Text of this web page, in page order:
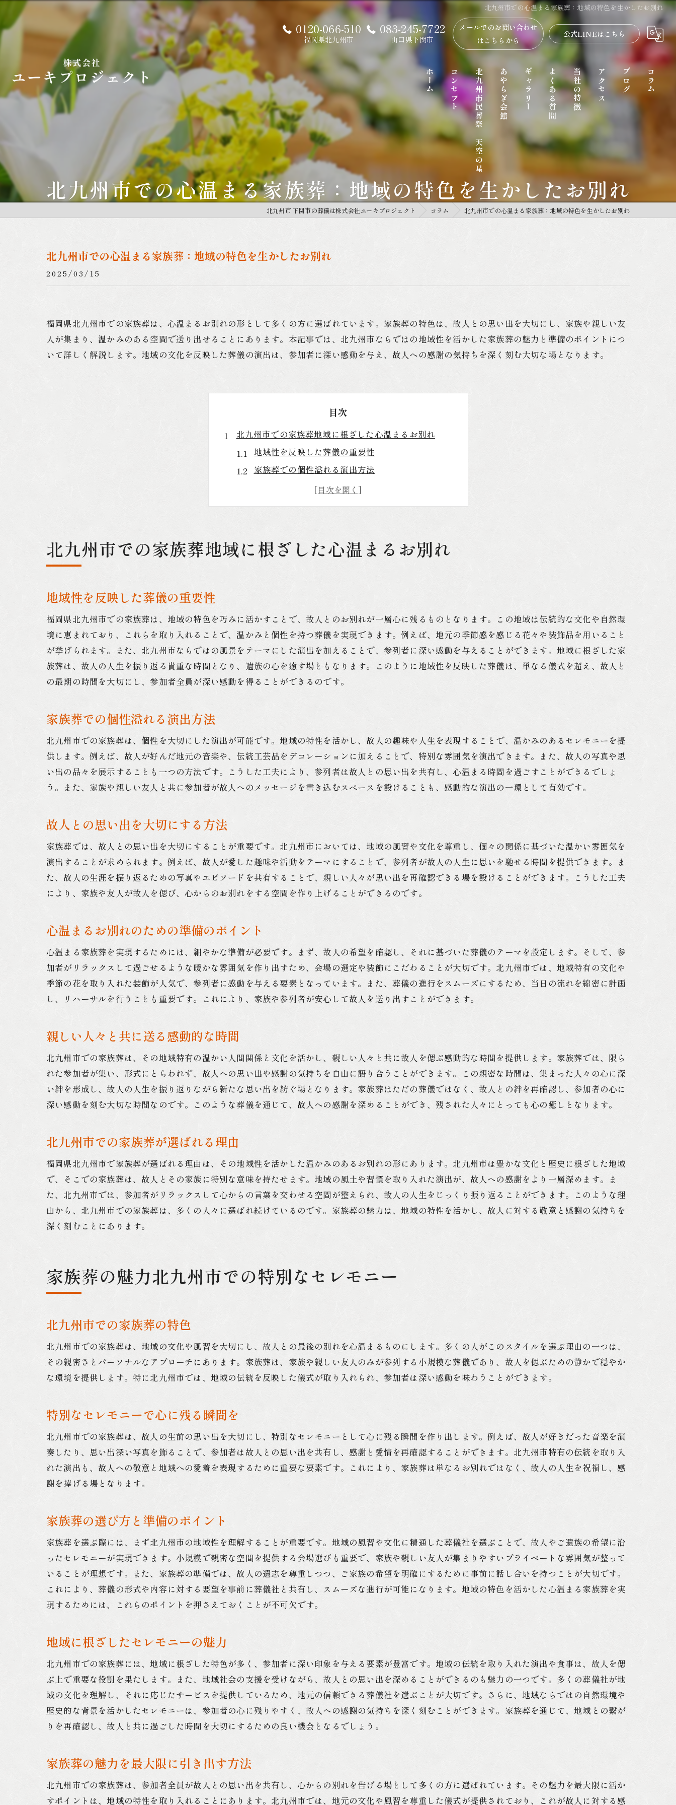
北九州市での心温まる家族葬：地域の特色を生かしたお別れ
0120-066-510
福岡県北九州市
083-245-7722
山口県下関市
メールでのお問い合わせ
はこちらから
公式LINEはこちら
ホーム コンセプト 北九州市民葬祭 天空の星 あやらぎ会館 ギャラリー よくある質問 当社の特徴
家族葬
アクセス ブログ コラム
北九州市での心温まる家族葬：地域の特色を生かしたお別れ
北九州市 下関市の葬儀は株式会社ユーキプロジェクト コラム 北九州市での心温まる家族葬：地域の特色を生かしたお別れ
北九州市での心温まる家族葬：地域の特色を生かしたお別れ
2025/03/15
福岡県北九州市での家族葬は、心温まるお別れの形として多くの方に選ばれています。家族葬の特色は、故人との思い出を大切にし、家族や親しい友
人が集まり、温かみのある空間で送り出せることにあります。本記事では、北九州市ならではの地域性を活かした家族葬の魅力と準備のポイントにつ
いて詳しく解説します。地域の文化を反映した葬儀の演出は、参加者に深い感動を与え、故人への感謝の気持ちを深く刻む大切な場となります。
目次
北九州市での家族葬地域に根ざした心温まるお別れ
地域性を反映した葬儀の重要性
家族葬での個性溢れる演出方法
故人との思い出を大切にする方法
心温まるお別れのための準備のポイント
北九州市での家族葬が選ばれる理由
家族葬の魅力北九州市での特別なセレモニー
地域に根ざしたセレモニーの魅力
家族葬の魅力を最大限に引き出す方法
北九州市での家族葬の成功事例
北九州市の家族葬地域文化を活かした温もりのある別れ
地域特有の風習を取り入れる方法
心温まる別れのための演出アイデア
北九州市の文化を活かした葬儀の進め方
家族葬での地域文化の重要性
北九州市の伝統を活かした家族葬の演出
参加者の心に残るお別れの演出方法
家族葬を感動的にするための秘訣
北九州市での家族葬における演出の工夫
家族葬で故人を偲ぶ北九州市での新しい旅立ち
故人を偲ぶための新しいアプローチ
北九州市での家族葬のトレンド
家族葬での新しい旅立ちの準備
故人との別れを新しい形で表現する方法
地域性を大切にした北九州市の家族葬の色合い
地域性を反映した家族葬の魅力
北九州市での家族葬における地域色の重要性
地域の文化を取り入れた家族葬の事例
家族葬が地域に与える影響とその意義
北九州市での家族葬故人への感謝を深く刻む
感謝の気持ちを伝える家族葬の方法
故人への感謝を深める演出の工夫
心に残る感謝の家族葬を実現するためのポイント
心温まる家族葬を実現するための具体的手法
セレモニーを感動的に演出するためのアイデア
北九州市での家族葬の成功事例紹介
北九州市での家族葬地域に根ざした心温まるお別れ
地域性を反映した葬儀の重要性
福岡県北九州市での家族葬は、地域の特色を巧みに活かすことで、故人とのお別れが一層心に残るものとなります。この地域は伝統的な文化や自然環
境に恵まれており、これらを取り入れることで、温かみと個性を持つ葬儀を実現できます。例えば、地元の季節感を感じる花々や装飾品を用いること
が挙げられます。また、北九州市ならではの風景をテーマにした演出を加えることで、参列者に深い感動を与えることができます。地域に根ざした家
族葬は、故人の人生を振り返る貴重な時間となり、遺族の心を癒す場ともなります。このように地域性を反映した葬儀は、単なる儀式を超え、故人と
の最期の時間を大切にし、参加者全員が深い感動を得ることができるのです。
家族葬での個性溢れる演出方法
北九州市での家族葬は、個性を大切にした演出が可能です。地域の特性を活かし、故人の趣味や人生を表現することで、温かみのあるセレモニーを提
供します。例えば、故人が好んだ地元の音楽や、伝統工芸品をデコレーションに加えることで、特別な雰囲気を演出できます。また、故人の写真や思
い出の品々を展示することも一つの方法です。こうした工夫により、参列者は故人との思い出を共有し、心温まる時間を過ごすことができるでしょ
う。また、家族や親しい友人と共に参加者が故人へのメッセージを書き込むスペースを設けることも、感動的な演出の一環として有効です。
故人との思い出を大切にする方法
家族葬では、故人との思い出を大切にすることが重要です。北九州市においては、地域の風習や文化を尊重し、個々の関係に基づいた温かい雰囲気を
演出することが求められます。例えば、故人が愛した趣味や活動をテーマにすることで、参列者が故人の人生に思いを馳せる時間を提供できます。ま
た、故人の生涯を振り返るための写真やエピソードを共有することで、親しい人々が思い出を再確認できる場を設けることができます。こうした工夫
により、家族や友人が故人を偲び、心からのお別れをする空間を作り上げることができるのです。
心温まるお別れのための準備のポイント
心温まる家族葬を実現するためには、細やかな準備が必要です。まず、故人の希望を確認し、それに基づいた葬儀のテーマを設定します。そして、参
加者がリラックスして過ごせるような暖かな雰囲気を作り出すため、会場の選定や装飾にこだわることが大切です。北九州市では、地域特有の文化や
季節の花を取り入れた装飾が人気で、参列者に感動を与える要素となっています。また、葬儀の進行をスムーズにするため、当日の流れを綿密に計画
し、リハーサルを行うことも重要です。これにより、家族や参列者が安心して故人を送り出すことができます。
親しい人々と共に送る感動的な時間
北九州市での家族葬は、その地域特有の温かい人間関係と文化を活かし、親しい人々と共に故人を偲ぶ感動的な時間を提供します。家族葬では、限ら
れた参加者が集い、形式にとらわれず、故人への思い出や感謝の気持ちを自由に語り合うことができます。この親密な時間は、集まった人々の心に深
い絆を形成し、故人の人生を振り返りながら新たな思い出を紡ぐ場となります。家族葬はただの葬儀ではなく、故人との絆を再確認し、参加者の心に
深い感動を刻む大切な時間なのです。このような葬儀を通じて、故人への感謝を深めることができ、残された人々にとっても心の癒しとなります。
北九州市での家族葬が選ばれる理由
福岡県北九州市で家族葬が選ばれる理由は、その地域性を活かした温かみのあるお別れの形にあります。北九州市は豊かな文化と歴史に根ざした地域
で、そこでの家族葬は、故人とその家族に特別な意味を持たせます。地域の風土や習慣を取り入れた演出が、故人への感謝をより一層深めます。ま
た、北九州市では、参加者がリラックスして心からの言葉を交わせる空間が整えられ、故人の人生をじっくり振り返ることができます。このような理
由から、北九州市での家族葬は、多くの人々に選ばれ続けているのです。家族葬の魅力は、地域の特性を活かし、故人に対する敬意と感謝の気持ちを
深く刻むことにあります。
家族葬の魅力北九州市での特別なセレモニー
北九州市での家族葬の特色
北九州市での家族葬は、地域の文化や風習を大切にし、故人との最後の別れを心温まるものにします。多くの人がこのスタイルを選ぶ理由の一つは、
その親密さとパーソナルなアプローチにあります。家族葬は、家族や親しい友人のみが参列する小規模な葬儀であり、故人を偲ぶための静かで穏やか
な環境を提供します。特に北九州市では、地域の伝統を反映した儀式が取り入れられ、参加者は深い感動を味わうことができます。
特別なセレモニーで心に残る瞬間を
北九州市での家族葬は、故人の生前の思い出を大切にし、特別なセレモニーとして心に残る瞬間を作り出します。例えば、故人が好きだった音楽を演
奏したり、思い出深い写真を飾ることで、参加者は故人との思い出を共有し、感謝と愛情を再確認することができます。北九州市特有の伝統を取り入
れた演出も、故人への敬意と地域への愛着を表現するために重要な要素です。これにより、家族葬は単なるお別れではなく、故人の人生を祝福し、感
謝を捧げる場となります。
家族葬の選び方と準備のポイント
家族葬を選ぶ際には、まず北九州市の地域性を理解することが重要です。地域の風習や文化に精通した葬儀社を選ぶことで、故人やご遺族の希望に沿
ったセレモニーが実現できます。小規模で親密な空間を提供する会場選びも重要で、家族や親しい友人が集まりやすいプライベートな雰囲気が整って
いることが理想です。また、家族葬の準備では、故人の遺志を尊重しつつ、ご家族の希望を明確にするために事前に話し合いを持つことが大切です。
これにより、葬儀の形式や内容に対する要望を事前に葬儀社と共有し、スムーズな進行が可能になります。地域の特色を活かした心温まる家族葬を実
現するためには、これらのポイントを押さえておくことが不可欠です。
地域に根ざしたセレモニーの魅力
北九州市での家族葬には、地域に根ざした特色が多く、参加者に深い印象を与える要素が豊富です。地域の伝統を取り入れた演出や食事は、故人を偲
ぶ上で重要な役割を果たします。また、地域社会の支援を受けながら、故人との思い出を深めることができるのも魅力の一つです。多くの葬儀社が地
域の文化を理解し、それに応じたサービスを提供しているため、地元の信頼できる葬儀社を選ぶことが大切です。さらに、地域ならではの自然環境や
歴史的な背景を活かしたセレモニーは、参加者の心に残りやすく、故人への感謝の気持ちを深く刻むことができます。家族葬を通じて、地域との繋が
りを再確認し、故人と共に過ごした時間を大切にするための良い機会となるでしょう。
家族葬の魅力を最大限に引き出す方法
北九州市での家族葬は、参加者全員が故人との思い出を共有し、心からの別れを告げる場として多くの方に選ばれています。その魅力を最大限に活か
すポイントは、地域の特性を取り入れることにあります。北九州市では、地元の文化や風習を尊重した儀式が提供されており、これが故人に対する感